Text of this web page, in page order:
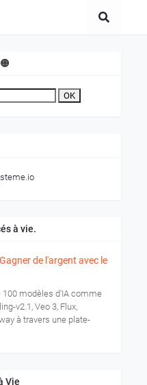
OK
à vie.
100 modèles d'IA comme
v2.1, Veo 3, Flux,
à travers une plate-
Vie